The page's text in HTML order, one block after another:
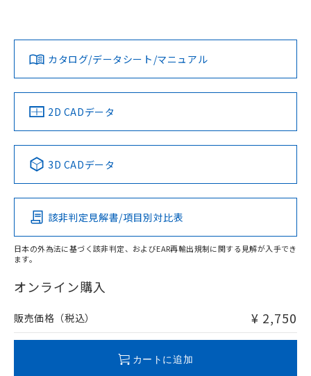
ダウンロードデータをご利用いただく前に、以下を必ずお読
みください。
ソフトウェアの使用条件
対応済み
中国 RoHS 注意事項・凡例
Pb Hg Cd Cr(VI)
O
在庫等で未対応品が混在する可能性があります。
問い合わせください。
LR型式承認
（イギリス
船舶規格）
DNV型式承認
（ノルウェー
BV型式承認
（フランス
KR型式
（韓国
No No No No
この製品の規格認証/適合状況ページへ
その他の認証はこちらのページからご検索ください
カタログ/データシート/マニュアル
2D CADデータ
3D CADデータ
該非判定見解書/項目別対比表
日本の外為法に基づく該非判定、およびEAR再輸出規制に関する見解が入手でき
ます。
オンライン購入
販売価格（税込） ¥ 2,750
カートに追加